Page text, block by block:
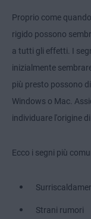
Proprio come
rigido possono
a tutti gli effetti. I
inizialmente
più presto possono
Windows o Mac.
individuare l'origine
Ecco i segni più
Strani rumori